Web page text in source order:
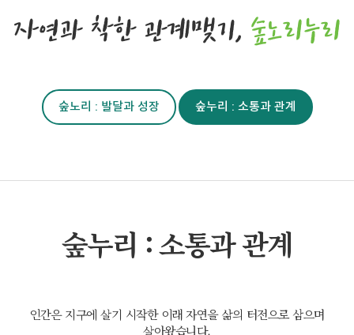
자연과 착한 관계맺기, 숲노리누리
숲노리 : 발달과 성장 숲누리 : 소통과 관계
숲누리 : 소통과 관계
인간은 지구에 살기 시작한 이래 자연을 삶의 터전으로 삼으며
살아왔습니다.